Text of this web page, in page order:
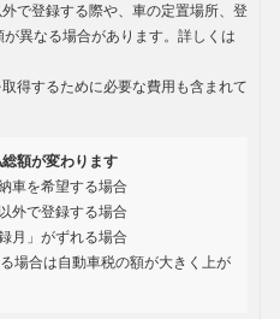
で登録する際や、車の定置場所、登
異なる場合があります。詳しくは
得するために必要な費用も含まれて
総額が変わります
車を希望する場合
外で登録する場合
月」がずれる場合
場合は自動車税の額が大きく上が